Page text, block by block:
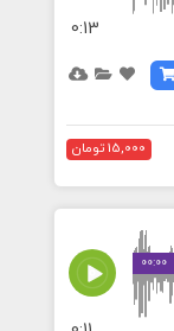
0:13
15,000 تومان
00:00